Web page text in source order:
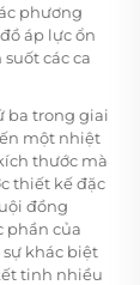
phương
áp lực ổn
các ca
ba trong giai
một nhiệt
thước mà
thiết kế đặc
đồng
phần của
khác biệt
tinh nhiều